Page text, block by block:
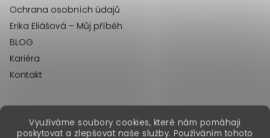
Využíváme soubory cookies, které nám pomáhají
poskytovat a zlepšovat naše služby. Používáním tohoto
Ochrana osobních údajů
Erika Eliášová – Můj příběh
BLOG
Kariéra
Kontakt
erikafashion.sk